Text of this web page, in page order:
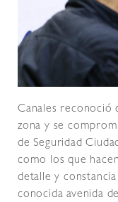
Canales reconoció
zona y se
de Seguridad
como los que
detalle y
conocida avenida